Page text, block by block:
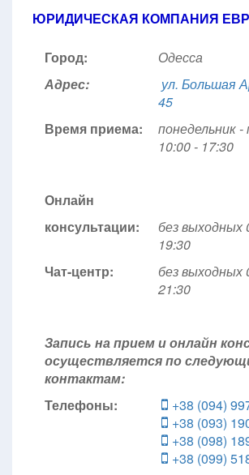
ЮРИДИЧЕСКАЯ КОМПАНИЯ
Город:
Одесса
Адрес:
ул. Большая
45
Время приема:
понедельник
10:00 - 17:30
Онлайн
консультации:
без выходных
19:30
Чат-центр:
без выходных
21:30
Запись на прием и онлайн
осуществляется по
контактам:
Телефоны:
+38 (094)
+38 (093)
+38 (098)
+38 (099)